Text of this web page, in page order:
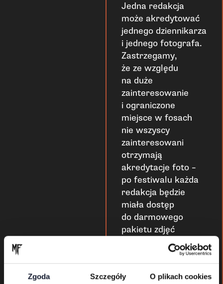
Zgoda Szczegóły O plikach cookies
Jedna redakcja
może akredytować
jednego dziennikarza
i jednego fotografa.
Zastrzegamy,
że ze względu
na duże
zainteresowanie
i ograniczone
miejsce w fosach
nie wszyscy
zainteresowani
otrzymają
akredytacje foto –
po festiwalu każda
redakcja będzie
miała dostęp
do darmowego
pakietu zdjęć
przygotowanego
przez festiwal.